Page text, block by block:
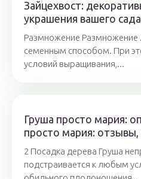
Зайцехвост:
украшения вашего сада
Размножение Размножение
семенным способом. При
условий выращивания,...
Груша просто мария:
просто мария: отзывы,
2 Посадка дерева Груша
подстраивается к любым